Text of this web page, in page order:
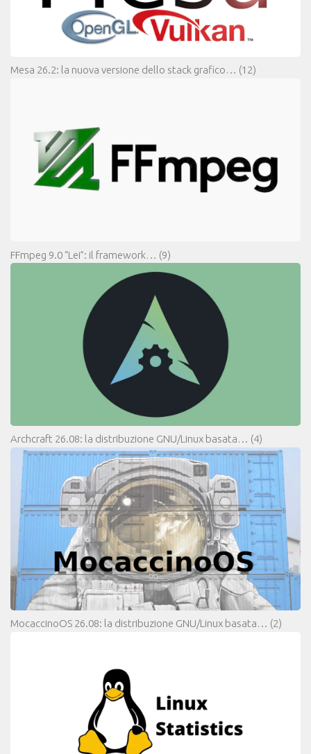
Mesa 26.2: la nuova versione dello stack grafico… (12)
FFmpeg 9.0 “Lei”: il framework… (9)
Archcraft 26.08: la distribuzione GNU/Linux basata… (4)
MocaccinoOS 26.08: la distribuzione GNU/Linux basata… (2)